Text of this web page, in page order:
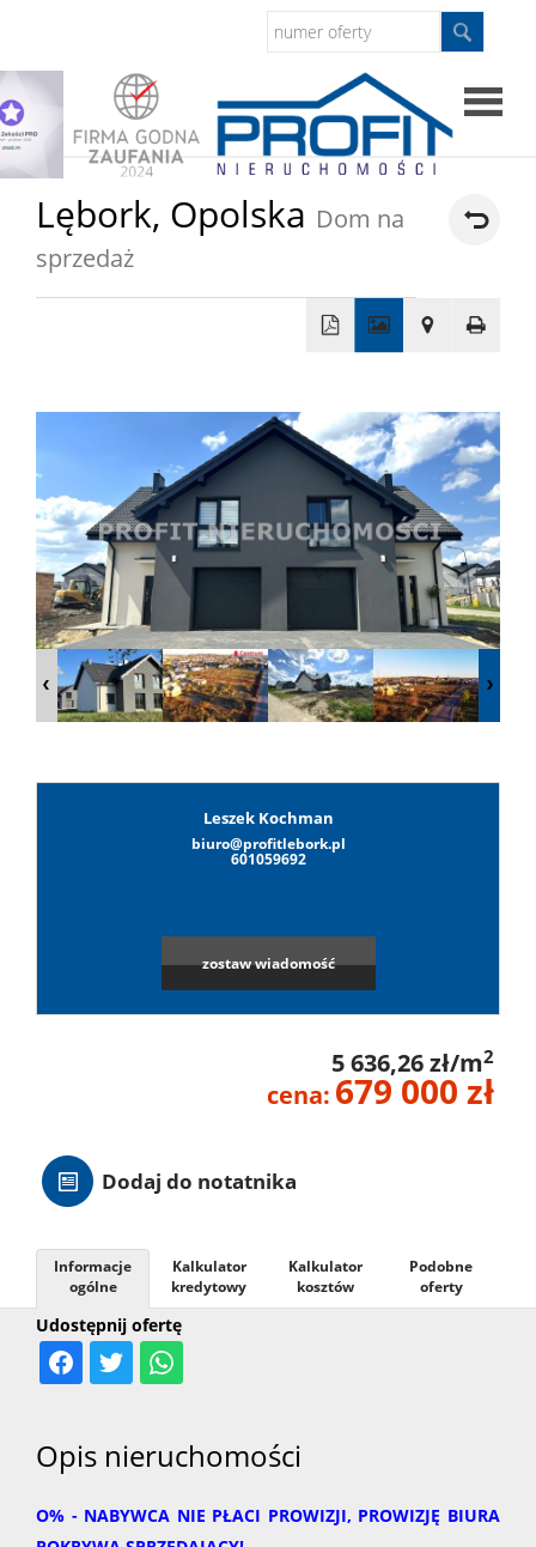
Domy
Dzialki
Lokale
Hale
Hale
za
Lębork, Opolska Dom na
sprzedaż
−
Leaflet
Leszek Kochman
biuro@profitlebork.pl
601059692
zostaw wiadomość
5 636,26 zł/m2
cena: 679 000 zł
Dodaj do notatnika
Udostępnij ofertę
Informacje
ogólne
Kalkulator
kredytowy
Kalkulator
kosztów
Podobne
oferty
Opis nieruchomości
O% - NABYWCA NIE PŁACI PROWIZJI, PROWIZJĘ BIURA